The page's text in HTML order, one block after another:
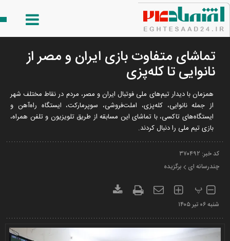
تماشای متفاوت بازی ایران و مصر از
نانوایی تا کله‌پزی
همزمان با دیدار تیم‌های ملی فوتبال ایران و مصر، مردم در نقاط مختلف شهر
از جمله نانوایی، کله‌پزی، املت‌فروشی، سوپرمارکت، ایستگاه راه‌آهن و
ایستگاه‌های تاکسی، با تماشای این مسابقه از طریق تلویزیون و تلفن همراه،
بازی تیم ملی را دنبال کردند.
کد خبر: ۳۷۰۴۹۲
چندرسانه ای
برگزیده
پ
شنبه ۰۶ تير ۱۴۰۵